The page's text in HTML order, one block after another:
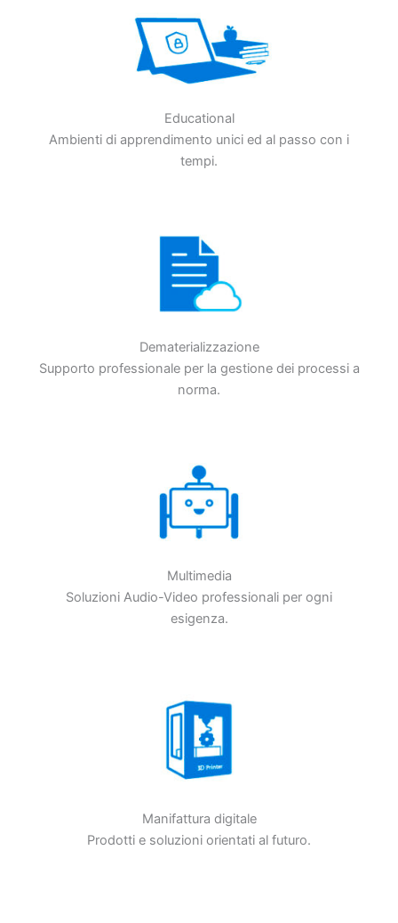
Educational
Ambienti di apprendimento unici ed al passo con i
tempi.
Dematerializzazione
Supporto professionale per la gestione dei processi a
norma.
Multimedia
Soluzioni Audio-Video professionali per ogni
esigenza.
Manifattura digitale
Prodotti e soluzioni orientati al futuro.